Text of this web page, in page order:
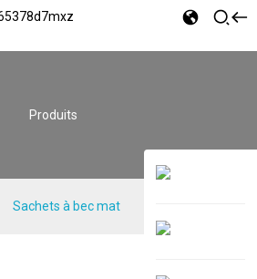
Produits
Sachets à bec mat